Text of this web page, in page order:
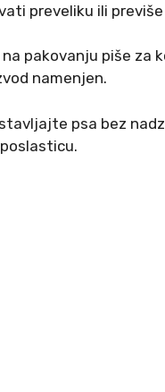
preveliku ili
pakovanju piše za
namenjen.
psa bez